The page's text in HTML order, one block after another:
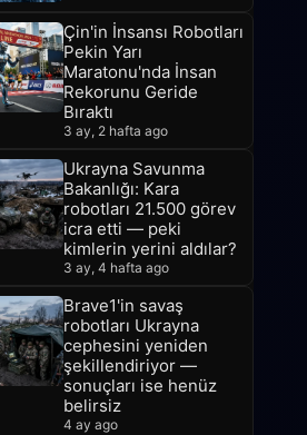
Çin'in İnsansı Robotları
Pekin Yarı
Maratonu'nda İnsan
Rekorunu Geride
Bıraktı
3 ay, 2 hafta ago
Ukrayna Savunma
Bakanlığı: Kara
robotları 21.500 görev
icra etti — peki
kimlerin yerini aldılar?
3 ay, 4 hafta ago
Brave1'in savaş
robotları Ukrayna
cephesini yeniden
şekillendiriyor —
sonuçları ise henüz
belirsiz
4 ay ago